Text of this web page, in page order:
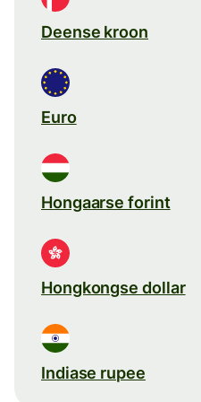
Deense kroon
Euro
Hongaarse forint
Hongkongse dollar
Indiase rupee